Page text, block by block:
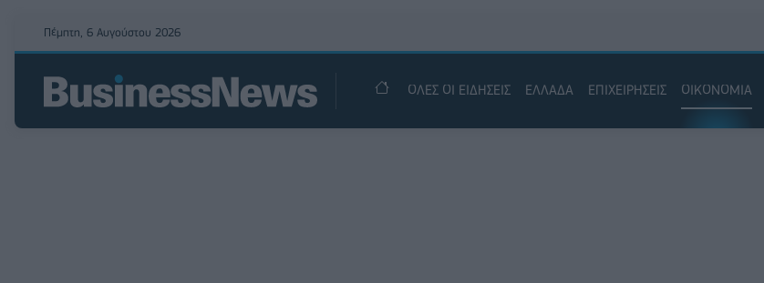
Πέμπτη, 6 Αυγούστου 2026
ΟΛΕΣ ΟΙ ΕΙΔΗΣΕΙΣ ΕΛΛΑΔΑ ΕΠΙΧΕΙΡΗΣΕΙΣ ΟΙΚΟΝΟΜΙΑ